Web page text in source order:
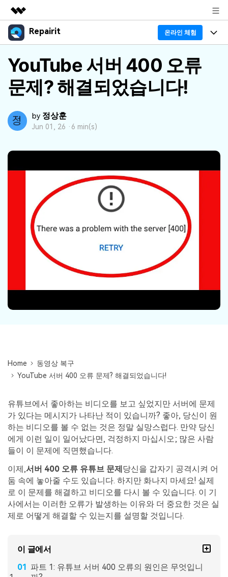
주요 제품
유틸리티
비즈니스
개요
솔루션
회사 소개
뉴스룸
Repairit 온라인 체험
프로그램
리페어릿
크로스 플랫폼 AI 복원 및 향상 도구
Repairit -- 이메일
Outlook 이메일 복구 솔루션
무료 체험하기
기능
AI 보정
Repairit 소개
손상된 파일 복구 전문가
기술 인사이트
외장 저장장치 복구
PC 복구
기타 복구
자세히 보기
Repairit
인공지능 기반 영상, 사진, 문서 및 오디오 파일의 복
원 전문가
Repairit -- 이메일
YouTube 서버 400 오류
문제? 해결되었습니다!
by 정상훈
Jun 01, 26 · 6 min(s)
Home
동영상 복구
YouTube 서버 400 오류 문제? 해결되었습니다!
유튜브에서 좋아하는 비디오를 보고 싶었지만 서버에 문제
가 있다는 메시지가 나타난 적이 있습니까? 좋아, 당신이 원
하는 비디오를 볼 수 없는 것은 정말 실망스럽다. 만약 당신
에게 이런 일이 일어났다면, 걱정하지 마십시오; 많은 사람
들이 이 문제에 직면했습니다.
이제,서버 400 오류 유튜브 문제 당신을 갑자기 공격시켜 어
둠 속에 놓아줄 수도 있습니다. 하지만 화나지 마세요! 실제
로 이 문제를 해결하고 비디오를 다시 볼 수 있습니다. 이 기
사에서는 이러한 오류가 발생하는 이유와 더 중요한 것은 실
제로 어떻게 해결할 수 있는지를 설명할 것입니다.
이 글에서
파트 1: 유튜브 서버 400 오류의 원인은 무엇입니